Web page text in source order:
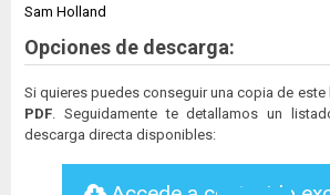
Sam Holland
Opciones de descarga:
Si quieres puedes conseguir una copia de
PDF . Seguidamente te detallamos un
descarga directa disponibles: